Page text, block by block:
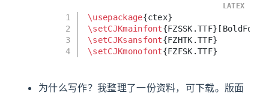
1
2
3
4
\usepackage{ctex}
\setCJKmainfont
\setCJKsansfont{FZHTK.TTF}
\setCJKmonofont{FZFSK.TTF}
LATEX
为什么写作？我整理了一份资料，可下载。版面